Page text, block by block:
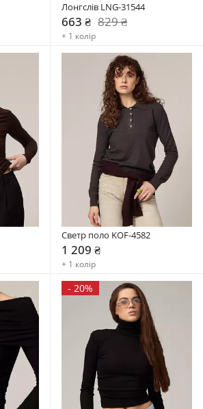
Лонгслів LNG-31544
663 ₴ 829 ₴
+ 1 колір
Светр поло KOF-4582
1 209 ₴
+ 1 колір
- 20%